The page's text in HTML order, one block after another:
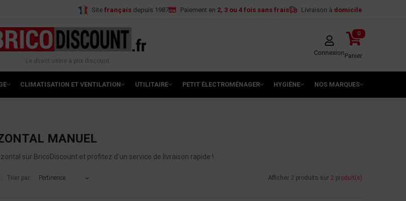
Site français depuis 1987 Paiement en 2, 3 ou 4 fois sans frais Livraison à domicile
Le direct usine à prix discount
Connexion
0
Panier
CLIMATISATION ET VENTILATION UTILITAIRE PETIT ÉLECTROMÉNAGER HYGIÈNE NOS MARQUES
MANUEL
sur BricoDiscount et profitez d'un service de livraison rapide !
Trier par: Pertinence Afficher 2 produits sur 2 produit(s)